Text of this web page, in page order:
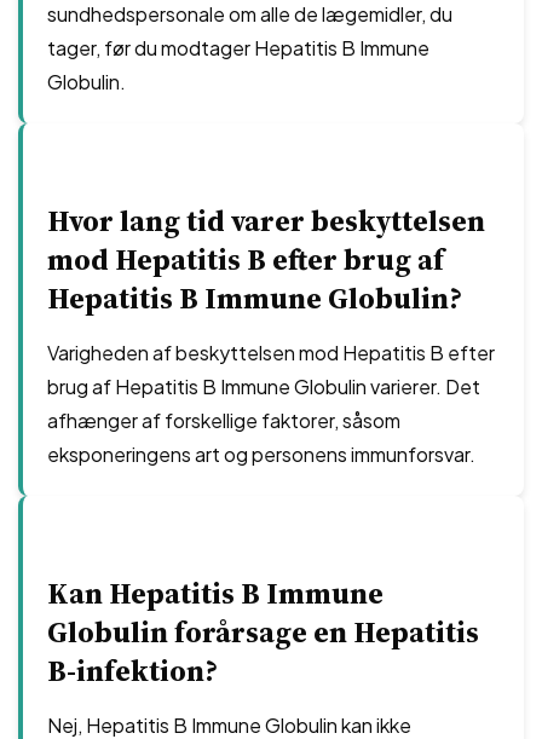
sundhedspersonale om alle de lægemidler, du
tager, før du modtager Hepatitis B Immune
Globulin.
Hvor lang tid varer beskyttelsen
mod Hepatitis B efter brug af
Hepatitis B Immune Globulin?
Varigheden af beskyttelsen mod Hepatitis B efter
brug af Hepatitis B Immune Globulin varierer. Det
afhænger af forskellige faktorer, såsom
eksponeringens art og personens immunforsvar.
Kan Hepatitis B Immune
Globulin forårsage en Hepatitis
B-infektion?
Nej, Hepatitis B Immune Globulin kan ikke